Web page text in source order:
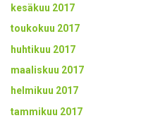
kesäkuu 2017
toukokuu 2017
huhtikuu 2017
maaliskuu 2017
helmikuu 2017
tammikuu 2017